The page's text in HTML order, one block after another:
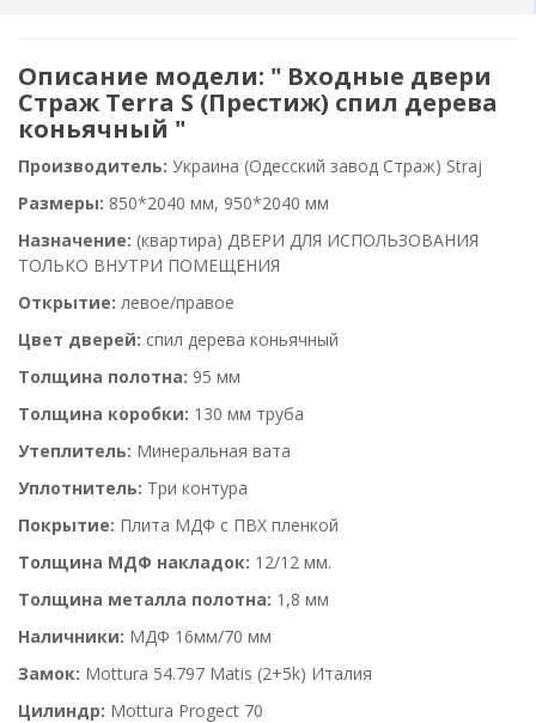
Описание модели: " Входные двери
Страж Terra S (Престиж) спил дерева
коньячный "
Производитель: Украина (Одесский завод Страж) Straj
Размеры: 850*2040 мм, 950*2040 мм
Назначение: (квартира) ДВЕРИ ДЛЯ ИСПОЛЬЗОВАНИЯ
ТОЛЬКО ВНУТРИ ПОМЕЩЕНИЯ
Открытие: левое/правое
Цвет дверей: спил дерева коньячный
Толщина полотна: 95 мм
Толщина коробки: 130 мм труба
Утеплитель: Минеральная вата
Уплотнитель: Три контура
Покрытие: Плита МДФ с ПВХ пленкой
Толщина МДФ накладок: 12/12 мм.
Толщина металла полотна: 1,8 мм
Наличники: МДФ 16мм/70 мм
Замок: Mottura 54.797 Matis (2+5k) Италия
Цилиндр: Mottura Progect 70